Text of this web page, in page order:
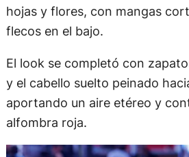
hojas y flores, con mangas
flecos en el bajo.
El look se completó con
y el cabello suelto peinado
aportando un aire etéreo y
alfombra roja.